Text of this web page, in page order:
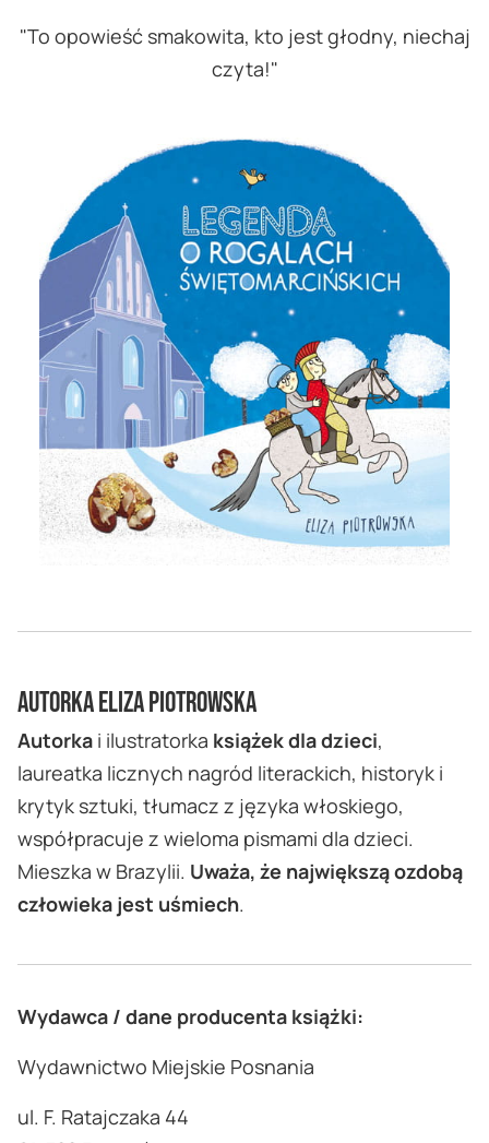
"To opowieść smakowita, kto jest głodny, niechaj
czyta!"
Autorka Eliza Piotrowska
Autorka i ilustratorka książek dla dzieci,
laureatka licznych nagród literackich, historyk i
krytyk sztuki, tłumacz z języka włoskiego,
współpracuje z wieloma pismami dla dzieci.
Mieszka w Brazylii. Uważa, że największą ozdobą
człowieka jest uśmiech.
Wydawca / dane producenta książki:
Wydawnictwo Miejskie Posnania
ul. F. Ratajczaka 44